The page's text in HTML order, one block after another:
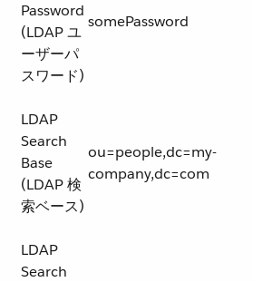
Password
(LDAP ユ
ーザーパ
スワード)
somePassword
LDAP
Search
Base
(LDAP 検
索ベース)
ou=people,dc=my-
company,dc=com
LDAP
Search